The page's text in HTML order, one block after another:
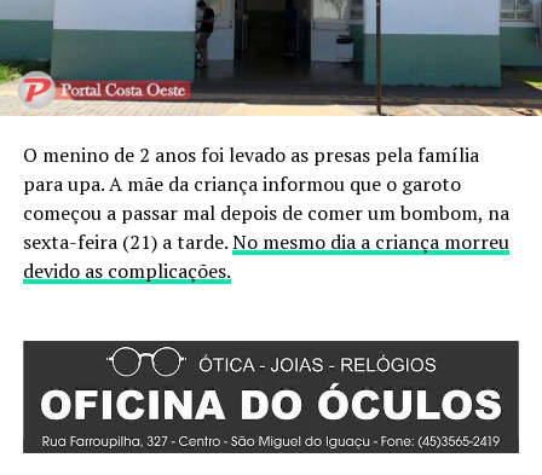
O menino de 2 anos foi levado as presas pela família
para upa. A mãe da criança informou que o garoto
começou a passar mal depois de comer um bombom, na
sexta-feira (21) a tarde.No mesmo dia a criança morreu
devido as complicações.